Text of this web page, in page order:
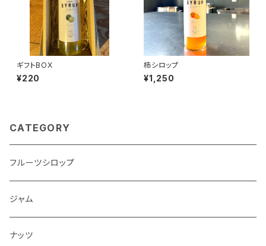
ギフトBOX
¥220
柿シロップ
¥1,250
CATEGORY
フルーツシロップ
ジャム
ナッツ